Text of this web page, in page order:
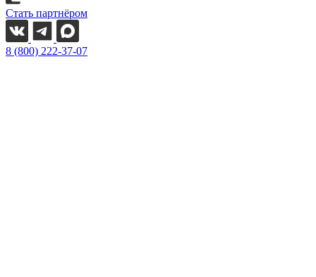
Стать партнёром
8 (800) 222-37-07